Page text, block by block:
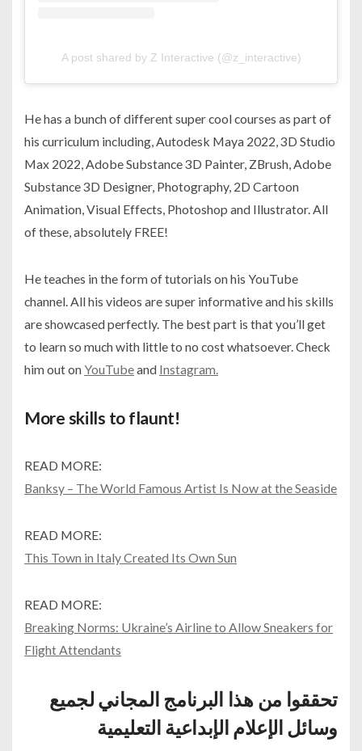
A post shared by Z Interactive (@z_interactive)
He has a bunch of different super cool courses as part of
his curriculum including, Autodesk Maya 2022, 3D Studio
Max 2022, Adobe Substance 3D Painter, ZBrush, Adobe
Substance 3D Designer, Photography, 2D Cartoon
Animation, Visual Effects, Photoshop and Illustrator. All
of these, absolutely FREE!
He teaches in the form of tutorials on his YouTube
channel. All his videos are super informative and his skills
are showcased perfectly. The best part is that you’ll get
to learn so much with little to no cost whatsoever. Check
him out onYouTubeand Instagram.
More skills to flaunt!
READ MORE:
Banksy – The World Famous Artist Is Now at the Seaside
READ MORE:
This Town in Italy Created Its Own Sun
READ MORE:
Breaking Norms: Ukraine’s Airline to Allow Sneakers for
Flight Attendants
تحققوا من هذا البرنامج المجاني لجميع
وسائل الإعلام الإبداعية التعليمية